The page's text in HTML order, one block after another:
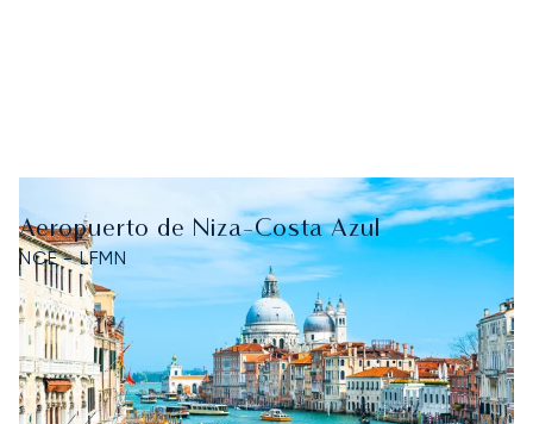
Aeropuerto de Niza-Costa Azul
NCE - LFMN